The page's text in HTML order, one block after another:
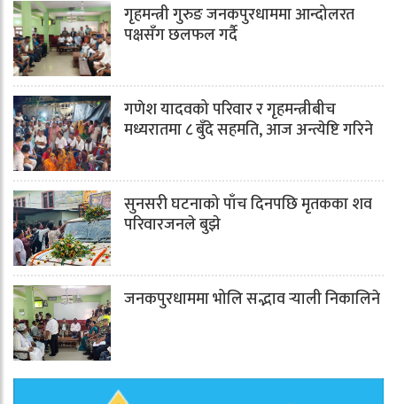
गृहमन्त्री गुरुङ जनकपुरधाममा आन्दोलरत
पक्षसँग छलफल गर्दै
गणेश यादवको परिवार र गृहमन्त्रीबीच
मध्यरातमा ८ बुँदे सहमति, आज अन्त्येष्टि गरिने
सुनसरी घटनाको पाँच दिनपछि मृतकका शव
परिवारजनले बुझे
जनकपुरधाममा भोलि सद्भाव र्‍याली निकालिने